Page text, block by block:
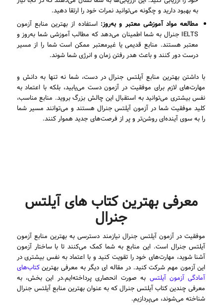
به بهبود دارید و چگونه می‌توانید نمرات خود را ارتقا دهید.
مطالعه مواد آموزشی معتبر و به‌روز: استفاده از بهترین منابع آزمون
IELTS جنرال به شما اطمینان می‌دهد که مطالب آموزشی شما به‌روز و
معتبر هستند. منابع قدیمی یا غیرمعتبر ممکن است شما را از مسیر
درست دور کنند و باعث هدر رفتن زمان و انرژی شما شوند.
با داشتن بهترین منابع آیلتس جنرال در دست، شما نه تنها به دانش و
مهارت‌های لازم برای موفقیت در آزمون دست می‌یابید، بلکه با اعتماد به
نفس بیشتری می‌توانید به استقبال این چالش بزرگ بروید. منابع مناسب،
کلید موفقیت شما در آزمون آیلتس جنرال هستند و می‌توانند مسیر شما
را به سوی آینده‌ای روشن‌تر و پر از فرصت‌های جدید هموار کنند.
معرفی بهترین کتاب های آیلتس
جنرال
موفقیت در آزمون آیلتس جنرال نیازمند دسترسی به بهترین منابع آزمون
آیلتس جنرال است. این منابع به شما کمک می‌کنند تا با ساختار آزمون
آشنا شوید، مهارت‌های خود را تقویت کنید و با اعتماد به نفس بیشتری در
این آزمون مهم شرکت کنید. در مقاله ای دیگر به معرفی بهترینکتاب‌های
آمادگی آزمون آیلتس به صورت انحصاری پرداخته‌ایم.در این بخش، به
معرفی چندین کتاب آیلتس جنرال که به عنوان بهترین منابع آیلتس جنرال
شناخته می‌شوند، می‌پردازیم.